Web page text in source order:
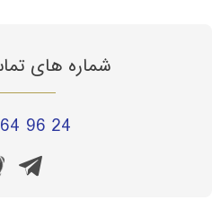
شماره های
96 24